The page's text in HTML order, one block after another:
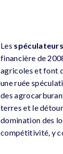
Les
financière de
agricoles et font
une ruée
des
terres et le
domination des
compétitivité, y